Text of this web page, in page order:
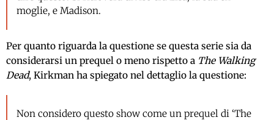
moglie, e Madison.
Per quanto riguarda la questione se questa serie sia da
considerarsi un prequel o meno rispetto a The Walking
Dead, Kirkman ha spiegato nel dettaglio la questione:
Non considero questo show come un prequel di ‘The